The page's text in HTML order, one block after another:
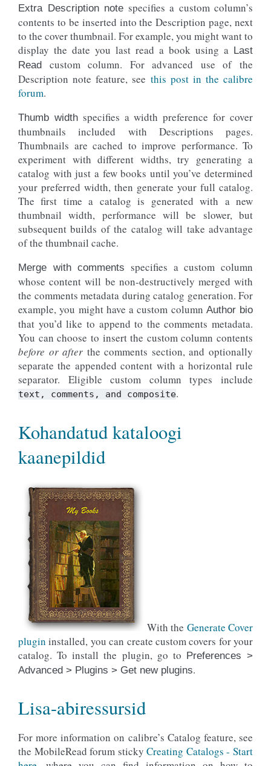
Extra Description note specifies a custom column’s
contents to be inserted into the Description page, next
to the cover thumbnail. For example, you might want to
display the date you last read a book using a Last
Read
custom column. For advanced use of the
Description note feature, see this post in the calibre
forum.
Thumb widthspecifies a width preference for cover
thumbnails included with Descriptions pages.
Thumbnails are cached to improve performance. To
experiment with different widths, try generating a
catalog with just a few books until you’ve determined
your preferred width, then generate your full catalog.
The first time a catalog is generated with a new
thumbnail width, performance will be slower, but
subsequent builds of the catalog will take advantage
of the thumbnail cache.
Merge with comments specifies a custom column
whose content will be non-destructively merged with
the comments metadata during catalog generation. For
example, you might have a custom column Author bio
that you’d like to append to the comments metadata.
You can choose to insert the custom column contents
before or after the comments section, and optionally
separate the appended content with a horizontal rule
separator. Eligible custom column types include
text, comments, and composite.
Kohandatud kataloogi
kaanepildid
With the Generate Cover
plugin installed, you can create custom covers for your
catalog. To install the plugin, go to Preferences >
Advanced > Plugins > Get new plugins.
Lisa-abiressursid
For more information on calibre’s Catalog feature, see
the MobileRead forum stickyCreating Catalogs - Start